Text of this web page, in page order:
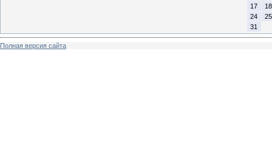
17
18
24
25
31
Полная версия сайта